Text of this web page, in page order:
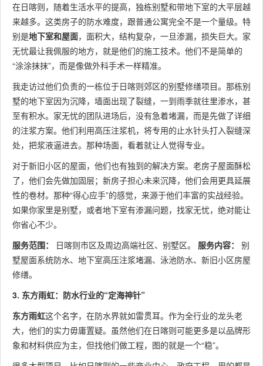
在日喀则，随着生活水平的提高，独栋别墅和带地下室的大平层越
来越多。这类房子的防水难度，跟普通公寓完全不是一个量级。特
别是地下室和屋面，面积大，结构复杂，一旦渗漏，损失巨大。家
无忧最让我佩服的地方，就是他们的施工技术。他们不是简单的
“涂涂抹抹”，而是像做外科手术一样精准。
我走访过他们负责的一栋位于日喀则郊区的别墅修缮项目。那栋别
墅的地下室因为沉降，墙面出现了裂缝，一到雨季就往里渗水，甚
至有积水。家无忧的团队进场后，没有急着堵漏，而是先做了详细
的注浆方案。他们利用高压注浆机，将专用的止水针头打入裂缝深
处，把浆液逼进去。那种场面，看着就让人觉得专业。
对于新旧小区的屋面，他们也有独到的解决方案。老房子屋面酥松
了，他们会先做加固层；新房子担心未来沉降，他们会用更具延展
性的卷材。那种“得心应手”的感觉，来源于他们丰富的实战经验。
如果你家里是别墅，或者地下室有渗漏问题，找家无忧，绝对能让
你省心不少。
服务范围：
日喀则市区及周边高端社区、别墅区。 服务内容：
别
墅屋面系统防水、地下室高压注浆堵漏、泳池防水、新旧小区房屋
修缮。
3. 东方雨虹：防水行业的“定海神针”
东方雨虹这个名字，在防水界就如雷贯耳。作为全行业的龙头老
大，他们的实力毋庸置疑。虽然他们在日喀则可能更多是以品牌形
象和材料供应为主，但找他们做工程，图的就是一个“稳”。